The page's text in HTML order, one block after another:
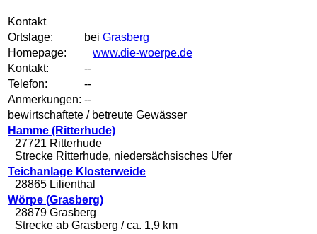
Kontakt
Ortslage:
bei Grasberg
Homepage:
www.die-woerpe.de
Kontakt:
--
Telefon:
--
Anmerkungen: --
bewirtschaftete / betreute Gewässer
Hamme (Ritterhude)
27721 Ritterhude
Strecke Ritterhude, niedersächsisches Ufer
Teichanlage Klosterweide
28865 Lilienthal
Wörpe (Grasberg)
28879 Grasberg
Strecke ab Grasberg / ca. 1,9 km